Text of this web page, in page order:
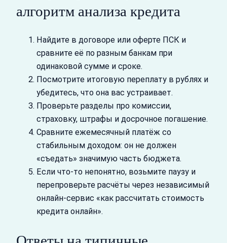
алгоритм анализа кредита
Найдите в договоре или оферте ПСК и
сравните её по разным банкам при
одинаковой сумме и сроке.
Посмотрите итоговую переплату в рублях и
убедитесь, что она вас устраивает.
Проверьте разделы про комиссии,
страховку, штрафы и досрочное погашение.
Сравните ежемесячный платёж со
стабильным доходом: он не должен
«съедать» значимую часть бюджета.
Если что‑то непонятно, возьмите паузу и
перепроверьте расчёты через независимый
онлайн‑сервис «как рассчитать стоимость
кредита онлайн».